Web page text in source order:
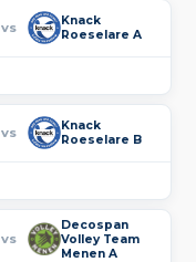
VS
Knack
Roeselare A
VS
Knack
Roeselare B
VS
Decospan
Volley Team
Menen A